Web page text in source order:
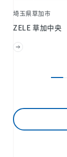
埼玉県草加市
ZELE 草加中央